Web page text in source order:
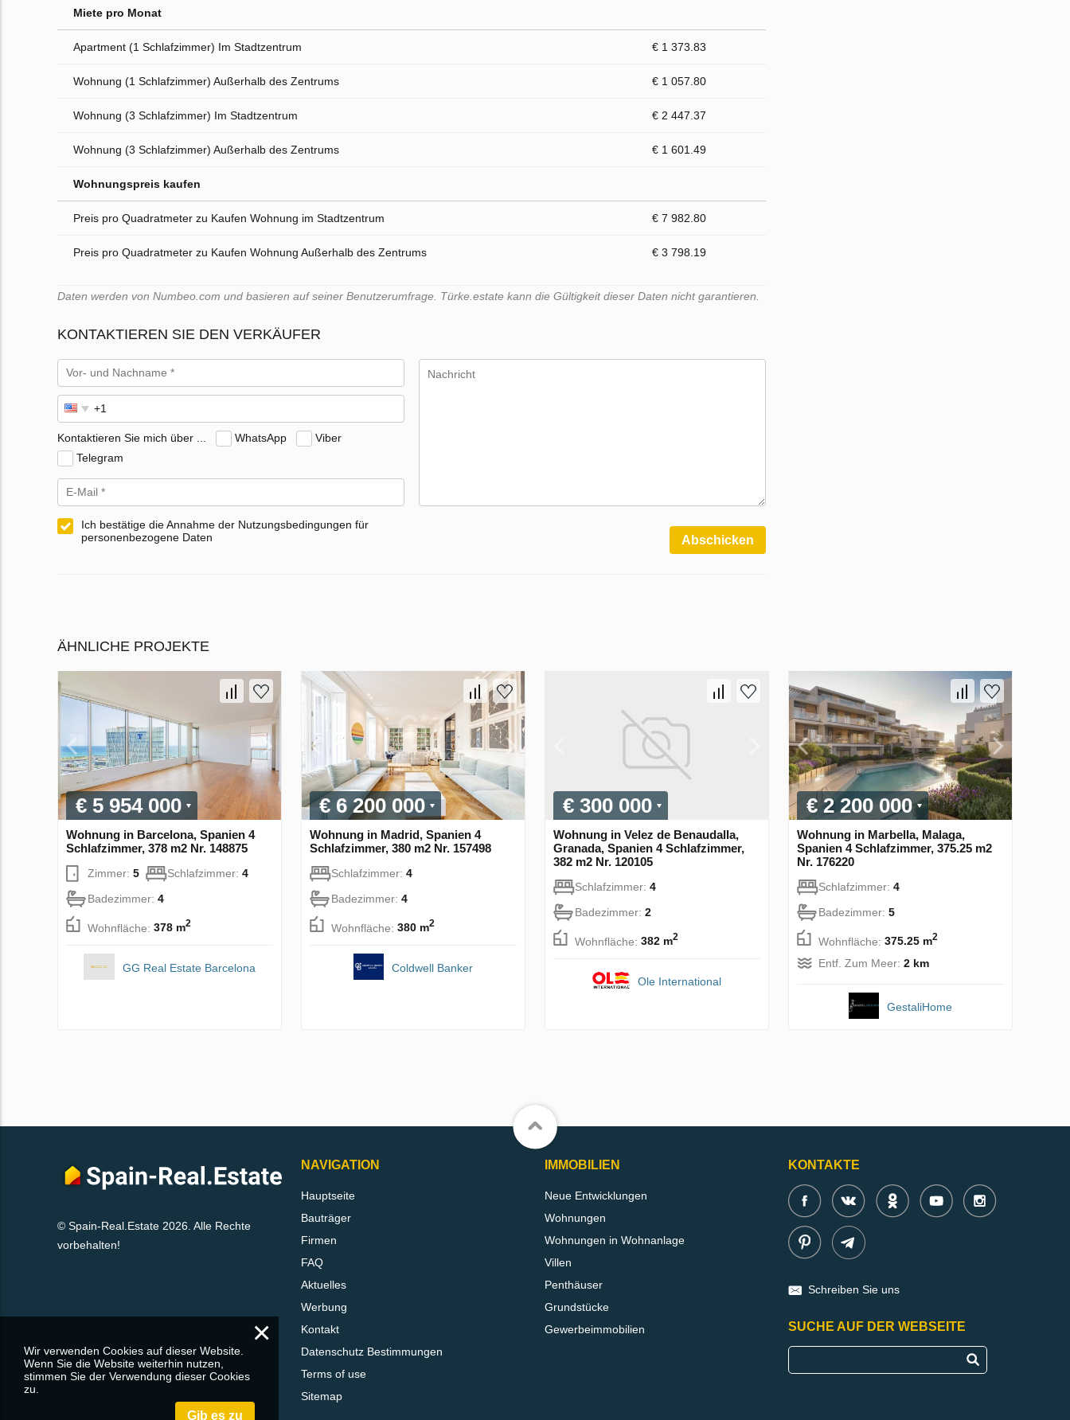
Miete pro Monat
Apartment (1 Schlafzimmer) Im Stadtzentrum € 1 373.83
Wohnung (1 Schlafzimmer) Außerhalb des Zentrums € 1 057.80
Wohnung (3 Schlafzimmer) Im Stadtzentrum € 2 447.37
Wohnung (3 Schlafzimmer) Außerhalb des Zentrums € 1 601.49
Wohnungspreis kaufen
Preis pro Quadratmeter zu Kaufen Wohnung im Stadtzentrum € 7 982.80
Preis pro Quadratmeter zu Kaufen Wohnung Außerhalb des Zentrums € 3 798.19
Daten werden von Numbeo.com und basieren auf seiner Benutzerumfrage. Türke.estate kann die Gültigkeit dieser Daten nicht garantieren.
KONTAKTIEREN SIE DEN VERKÄUFER
Kontaktieren Sie mich über ... WhatsApp
Viber
Telegram
Ich bestätige die Annahme der Nutzungsbedingungen für
personenbezogene Daten
Abschicken
ÄHNLICHE PROJEKTE
€ 5 954 000
Wohnung in Barcelona, Spanien 4
Schlafzimmer, 378 m2 Nr. 148875
Zimmer: 5 Schlafzimmer: 4
Badezimmer: 4
Wohnfläche: 378 m2
GG Real Estate Barcelona
€ 6 200 000
Wohnung in Madrid, Spanien 4
Schlafzimmer, 380 m2 Nr. 157498
Schlafzimmer: 4
Badezimmer: 4
Wohnfläche: 380 m2
Coldwell Banker
€ 300 000
Wohnung in Velez de Benaudalla,
Granada, Spanien 4 Schlafzimmer,
382 m2 Nr. 120105
Schlafzimmer: 4
Badezimmer: 2
Wohnfläche: 382 m2
Ole International
€ 2 200 000
Wohnung in Marbella, Malaga,
Spanien 4 Schlafzimmer, 375.25 m2
Nr. 176220
Schlafzimmer: 4
Badezimmer: 5
Wohnfläche: 375.25 m2
Entf. Zum Meer: 2 km
GestaliHome
© Spain-Real.Estate 2026. Alle Rechte
vorbehalten!
NAVIGATION
Hauptseite
Bauträger
Firmen
FAQ
Aktuelles
Werbung
Kontakt
Datenschutz Bestimmungen
Terms of use
Sitemap
IMMOBILIEN
Neue Entwicklungen
Wohnungen
Wohnungen in Wohnanlage
Villen
Penthäuser
Grundstücke
Gewerbeimmobilien
KONTAKTE
Schreiben Sie uns
SUCHE AUF DER WEBSEITE
×
Wir verwenden Cookies auf dieser Website.
Wenn Sie die Website weiterhin nutzen,
stimmen Sie der Verwendung dieser Cookies
zu.
Gib es zu